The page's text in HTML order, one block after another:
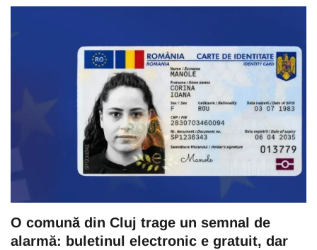
O comună din Cluj trage un semnal de
alarmă: buletinul electronic e gratuit, dar